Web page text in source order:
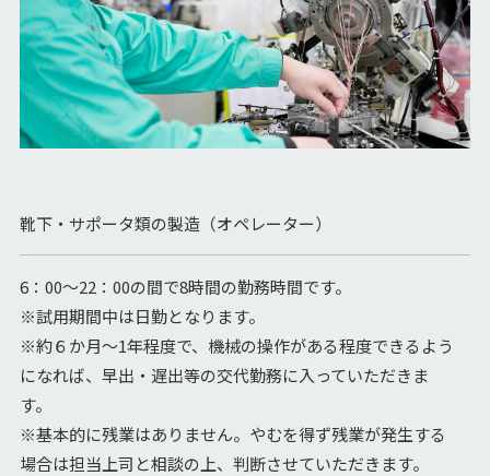
靴下・サポータ類の製造（オペレーター）
6：00～22：00の間で8時間の勤務時間です。
※試用期間中は日勤となります。
※約６か月～1年程度で、機械の操作がある程度できるよう
になれば、早出・遅出等の交代勤務に入っていただきま
す。
※基本的に残業はありません。やむを得ず残業が発生する
場合は担当上司と相談の上、判断させていただきます。